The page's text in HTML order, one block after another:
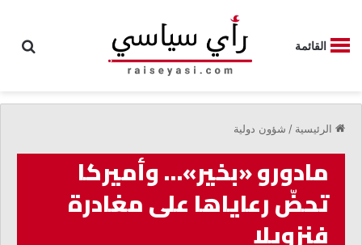
القائمة
الرئيسية / شؤون دولية
مادورو «بخير»… وأميركا
تحضّ رعاياها على مغادرة
فنزويلا